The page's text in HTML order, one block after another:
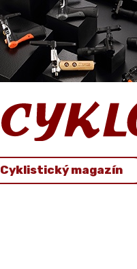
Cyklistický magazín